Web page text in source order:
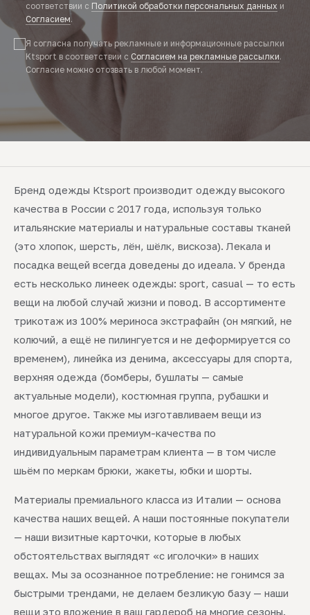
соответствии с Политикой обработки персональных данных и
Согласием.
Я согласна получать рекламные и информационные рассылки
Ktsport в соответствии с Согласием на рекламные рассылки.
Согласие можно отозвать в любой момент.
Бренд одежды Ktsport производит одежду высокого
качества в России с 2017 года, используя только
итальянские материалы и натуральные составы тканей
(это хлопок, шерсть, лён, шёлк, вискоза). Лекала и
посадка вещей всегда доведены до идеала. У бренда
есть несколько линеек одежды: sport, casual — то есть
вещи на любой случай жизни и повод. В ассортименте
трикотаж из 100% мериноса экстрафайн (он мягкий, не
колючий, а ещё не пилингуется и не деформируется со
временем), линейка из денима, аксессуары для спорта,
верхняя одежда (бомберы, бушлаты — самые
актуальные модели), костюмная группа, рубашки и
многое другое. Также мы изготавливаем вещи из
натуральной кожи премиум-качества по
индивидуальным параметрам клиента — в том числе
шьём по меркам брюки, жакеты, юбки и шорты.
Материалы премиального класса из Италии — основа
качества наших вещей. А наши постоянные покупатели
— наши визитные карточки, которые в любых
обстоятельствах выглядят «с иголочки» в наших
вещах. Мы за осознанное потребление: не гонимся за
быстрыми трендами, не делаем безликую базу — наши
вещи это вложение в ваш гардероб на многие сезоны.